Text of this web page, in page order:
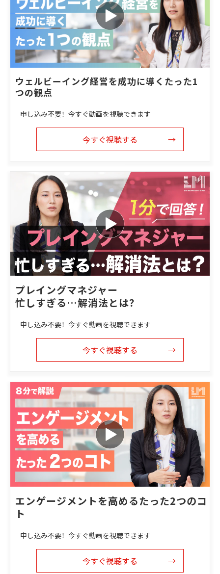
ウェルビーイング経営を成功に導くたった1
つの観点
申し込み不要！今すぐ動画を視聴できます
今すぐ視聴する
プレイングマネジャー
忙しすぎる…解消法とは？
申し込み不要！今すぐ動画を視聴できます
今すぐ視聴する
エンゲージメントを高めるたった2つのコ
ト
申し込み不要！今すぐ動画を視聴できます
今すぐ視聴する